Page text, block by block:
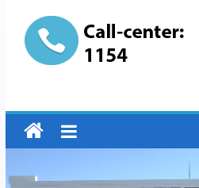
“Buxoro
hududiy
elektr
tarmoqlari